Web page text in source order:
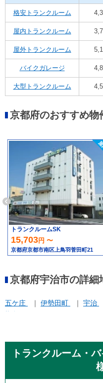
格安トランクルーム
屋内トランクルーム
屋外トランクルーム
バイクガレージ
大型トランクルーム
京都府のおすすめ物
トランクルームSK
15,703円 〜
京都府京都市南区上鳥羽菅田町21
京都府宇治市の詳細
五ケ庄 伊勢田町 宇治
槇島町
トランクルーム・